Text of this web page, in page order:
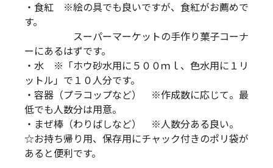
・食紅 ※絵の具でも良いですが、食紅がお薦めで
す。
スーパーマーケットの手作り菓子コーナ
ーにあるはずです。
・水 ※「ホウ砂水用に５００ｍｌ、色水用に１リ
ットル」で１０人分です。
・容器（プラコップなど） ※作成数に応じて。最
低でも人数分は用意。
・まぜ棒（わりばしなど） ※人数分ある良い。
☆お持ち帰り用、保存用にチャック付きのポリ袋が
あると便利です。